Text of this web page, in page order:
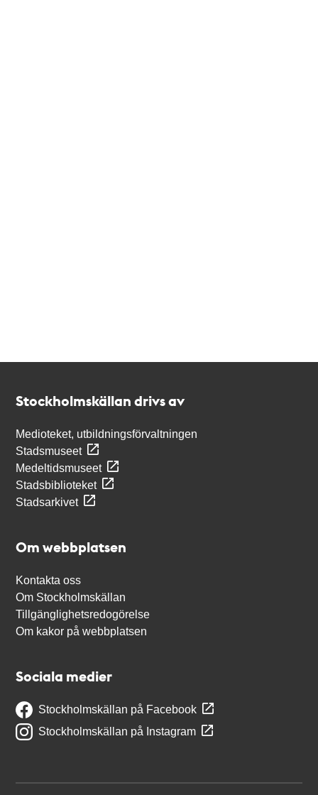
Stockholmskällan drivs av
Medioteket, utbildningsförvaltningen
Stadsmuseet
Medeltidsmuseet
Stadsbiblioteket
Stadsarkivet
Om webbplatsen
Kontakta oss
Om Stockholmskällan
Tillgänglighetsredogörelse
Om kakor på webbplatsen
Sociala medier
Stockholmskällan på Facebook
Stockholmskällan på Instagram